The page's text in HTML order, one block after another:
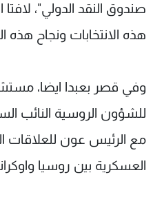
صندوق النقد الدولي"، لافتا
هذه الانتخابات ونجاح هذه
وفي قصر بعبدا ايضا،
للشؤون الروسية النائب
مع الرئيس عون للعلاقات
العسكرية بين روسيا